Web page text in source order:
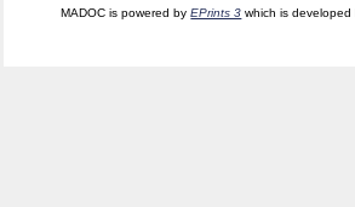
MADOC is powered byEPrints 3 which is